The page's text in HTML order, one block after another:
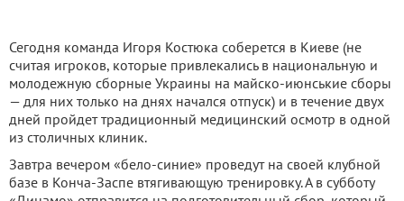
Сегодня команда Игоря Костюка соберется в Киеве (не
считая игроков, которые привлекались в национальную и
молодежную сборные Украины на майско-июнськие сборы
— для них только на днях начался отпуск) и в течение двух
дней пройдет традиционный медицинский осмотр в одной
из столичных клиник.
Завтра вечером «бело-синие» проведут на своей клубной
базе в Конча-Заспе втягивающую тренировку. А в субботу